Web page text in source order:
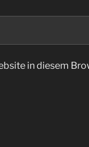
in diesem